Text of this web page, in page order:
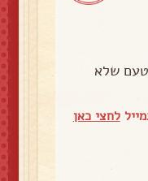
שלא
לחצי כאן